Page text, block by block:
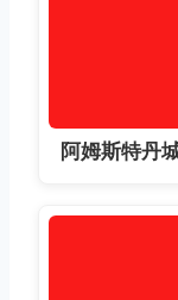
阿姆斯特丹